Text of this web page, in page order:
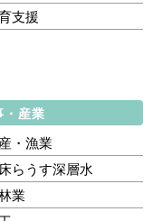
支援
・産業
・漁業
らうす深層水
業